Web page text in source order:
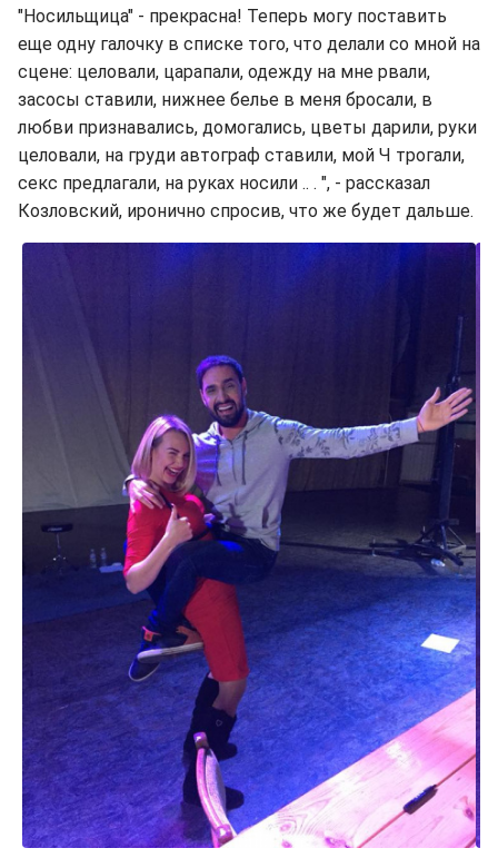
"Носильщица" - прекрасна! Теперь могу поставить
еще одну галочку в списке того, что делали со мной на
сцене: целовали, царапали, одежду на мне рвали,
засосы ставили, нижнее белье в меня бросали, в
любви признавались, домогались, цветы дарили, руки
целовали, на груди автограф ставили, мой Ч трогали,
секс предлагали, на руках носили .. . ", - рассказал
Козловский, иронично спросив, что же будет дальше.